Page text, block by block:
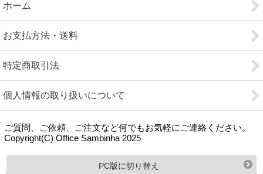
ホーム
お支払方法・送料
特定商取引法
個人情報の取り扱いについて
ご質問、ご依頼、ご注文など何でもお気軽にご連絡ください。
Copyright(C) Office Sambinha 2025
PC版に切り替え